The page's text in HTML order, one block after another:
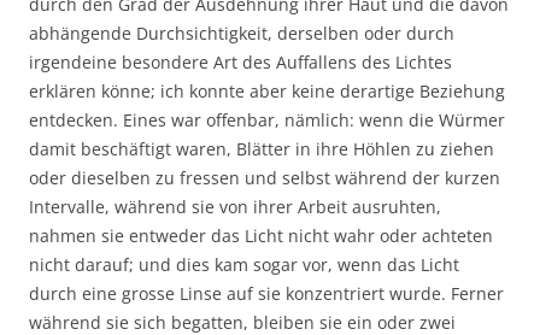
abhängende Durchsichtigkeit, derselben oder durch
irgendeine besondere Art des Auffallens des Lichtes
erklären könne; ich konnte aber keine derartige Beziehung
entdecken. Eines war offenbar, nämlich: wenn die Würmer
damit beschäftigt waren, Blätter in ihre Höhlen zu ziehen
oder dieselben zu fressen und selbst während der kurzen
Intervalle, während sie von ihrer Arbeit ausruhten,
nahmen sie entweder das Licht nicht wahr oder achteten
nicht darauf; und dies kam sogar vor, wenn das Licht
durch eine grosse Linse auf sie konzentriert wurde. Ferner
während sie sich begatten, bleiben sie ein oder zwei